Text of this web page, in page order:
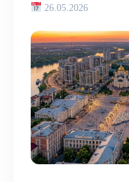
26.05.2026